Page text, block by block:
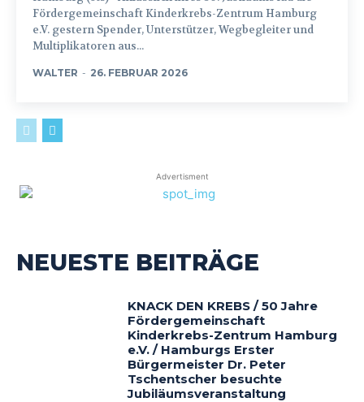
Fördergemeinschaft Kinderkrebs-Zentrum Hamburg
e.V. gestern Spender, Unterstützer, Wegbegleiter und
Multiplikatoren aus...
WALTER - 26. FEBRUAR 2026
Advertisment
NEUESTE BEITRÄGE
KNACK DEN KREBS / 50 Jahre
Fördergemeinschaft
Kinderkrebs-Zentrum Hamburg
e.V. / Hamburgs Erster
Bürgermeister Dr. Peter
Tschentscher besuchte
Jubiläumsveranstaltung